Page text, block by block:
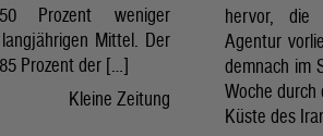
Prozent weniger
Mittel. Der
Prozent der […]
Kleine Zeitung
hervor, die
Agentur
demnach im
Woche durch
Küste des